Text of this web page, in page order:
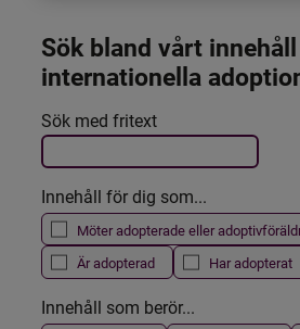
Sök bland vårt
internationella
Filtrera resultatet
Det här formuläret postas
Sök med fritext
Innehåll för dig som...
Möter adopterade eller
Är adopterad
Har adopterat
Innehåll som berör...